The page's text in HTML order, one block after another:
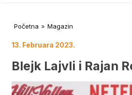
Početna » Magazin
13. Februara 2023.
Blejk Lajvli i Rajan